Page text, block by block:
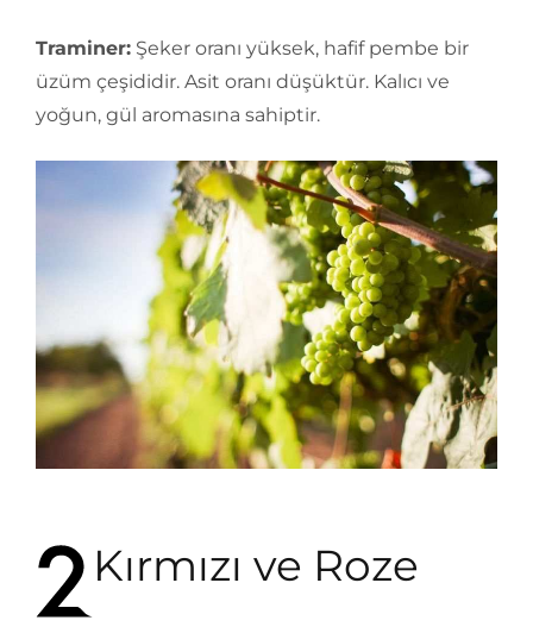
Traminer: Şeker oranı yüksek, hafif pembe bir
üzüm çeşididir. Asit oranı düşüktür. Kalıcı ve
yoğun, gül aromasına sahiptir.
Kırmızı ve Roze